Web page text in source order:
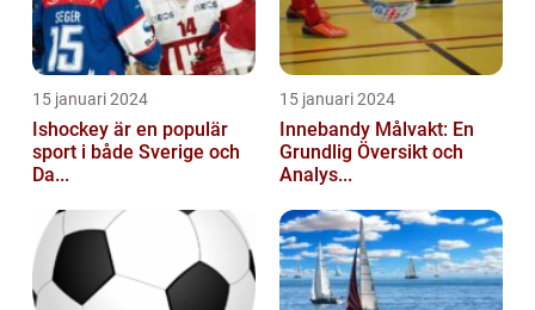
15 januari 2024
Ishockey är en populär
sport i både Sverige och
Da...
15 januari 2024
Innebandy Målvakt: En
Grundlig Översikt och
Analys...